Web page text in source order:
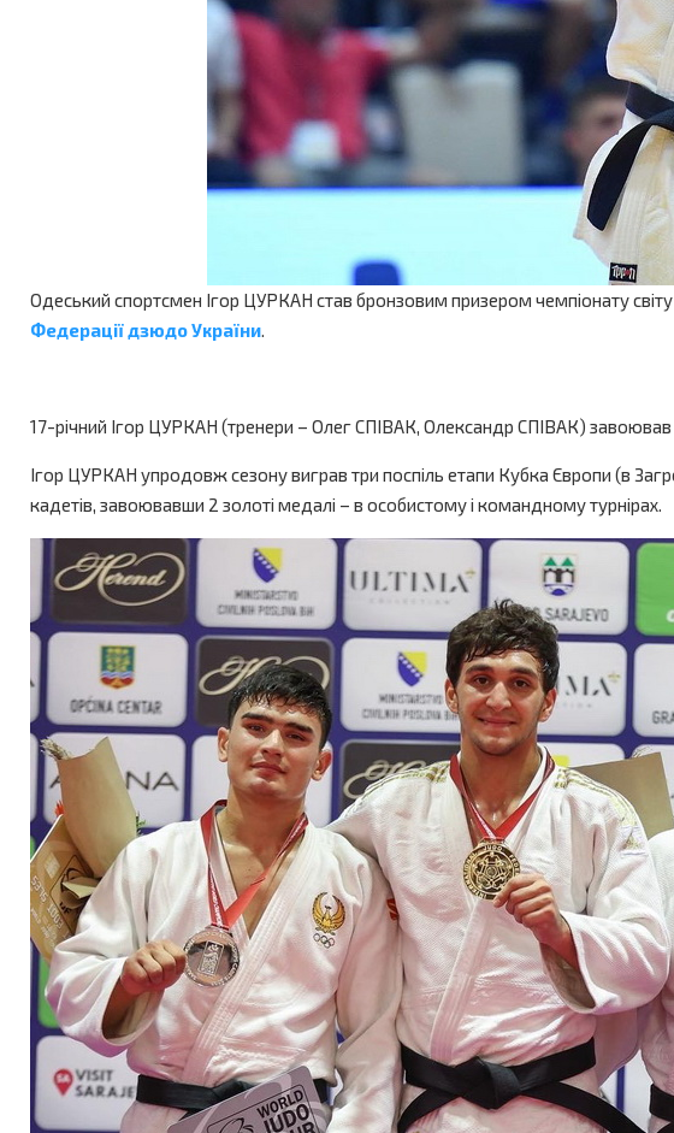
Одеський спортсмен Ігор ЦУРКАН став бронзовим призером чемпіонату
Федерації дзюдо України.
17-річний Ігор ЦУРКАН (тренери – Олег СПІВАК, Олександр СПІВАК) завоював
Ігор ЦУРКАН упродовж сезону виграв три поспіль етапи Кубка Європи (в
кадетів, завоювавши 2 золоті медалі – в особистому і командному турнірах.